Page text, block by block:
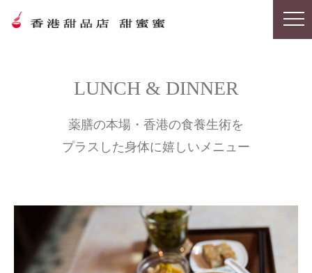
LUNCH & DINNER
薬膳の本場・香港の食養生術を
プラスした身体に嬉しいメニュー